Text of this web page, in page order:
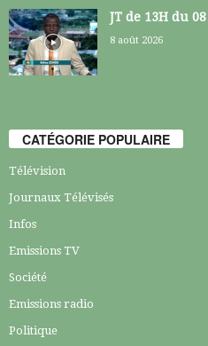
JT de 13H du
8 août 2026
CATÉGORIE POPULAIRE
Télévision
Journaux Télévisés
Infos
Emissions TV
Société
Emissions radio
Politique